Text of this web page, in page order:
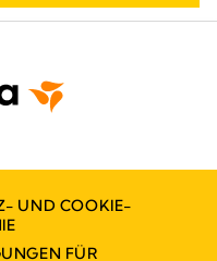
UND COOKIE-
FÜR